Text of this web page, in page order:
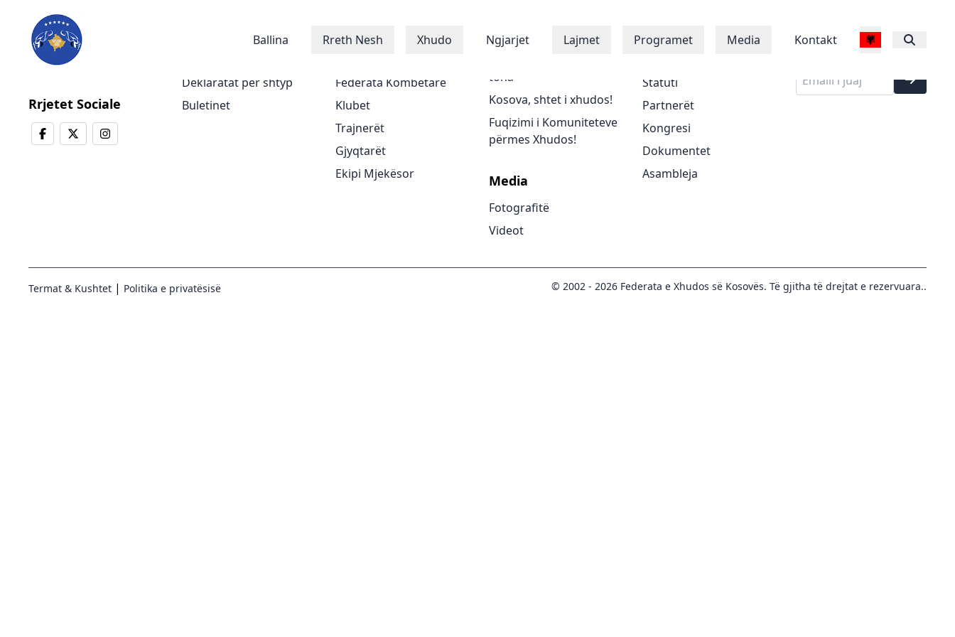
Ballina Rreth Nesh Xhudo Ngjarjet Lajmet Programet Media Kontakt
Rrjetet Sociale
Deklaratat për shtyp
Buletinet
Xhudistët
Federata Kombëtare
Klubet
Trajnerët
Gjyqtarët
Ekipi Mjekësor
Programet
tona
Kosova, shtet i xhudos!
Fuqizimi i Komuniteteve
përmes Xhudos!
Media
Fotografitë
Videot
Rreth Nesh
Statuti
Partnerët
Kongresi
Dokumentet
Asambleja
Regjistrohu në
buletinin tonë
Termat & Kushtet | Politika e privatësisë © 2002 - 2026 Federata e Xhudos së Kosovës. Të gjitha të drejtat e rezervuara..